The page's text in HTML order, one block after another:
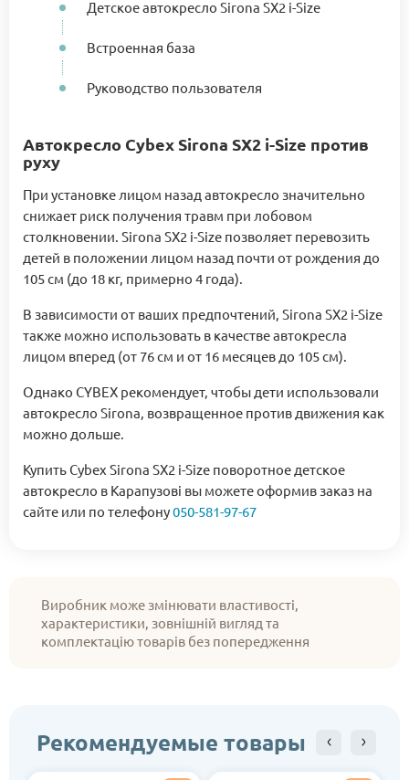
Детское автокресло Sirona SX2 i-Size
Встроенная база
Руководство пользователя
Автокресло Cybex Sirona SX2 i-Size против
руху
При установке лицом назад автокресло значительно
снижает риск получения травм при лобовом
столкновении. Sirona SX2 i-Size позволяет перевозить
детей в положении лицом назад почти от рождения до
105 см (до 18 кг, примерно 4 года).
В зависимости от ваших предпочтений, Sirona SX2 i-Size
также можно использовать в качестве автокресла
лицом вперед (от 76 см и от 16 месяцев до 105 см).
Однако CYBEX рекомендует, чтобы дети использовали
автокресло Sirona, возвращенное против движения как
можно дольше.
Купить Cybex Sirona SX2 i-Size поворотное детское
автокресло в Карапузові вы можете оформив заказ на
сайте или по телефону050-581-97-67
Виробник може змінювати властивості,
характеристики, зовнішній вигляд та
комплектацію товарів без попередження
Рекомендуемые товары